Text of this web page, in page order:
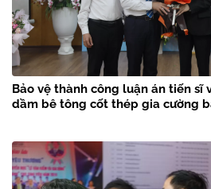
Bảo vệ thành công luận án tiến sĩ
dầm bê tông cốt thép gia cường